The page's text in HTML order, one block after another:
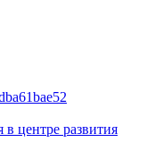
центре развития